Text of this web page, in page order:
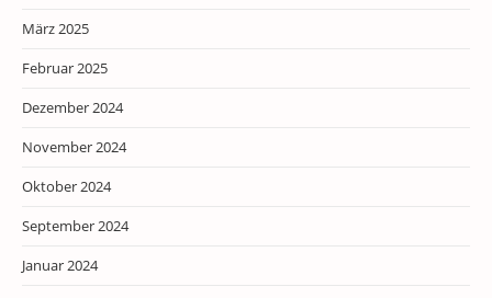
März 2025
Februar 2025
Dezember 2024
November 2024
Oktober 2024
September 2024
Januar 2024